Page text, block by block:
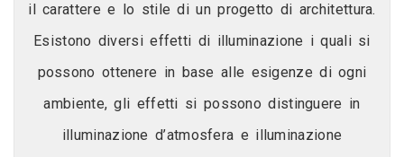
il carattere e lo stile di un progetto di architettura.
Esistono diversi effetti di illuminazione i quali si
possono ottenere in base alle esigenze di ogni
ambiente, gli effetti si possono distinguere in
illuminazione d’atmosfera e illuminazione